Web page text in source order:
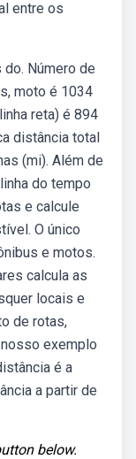
entre os
Número de
moto é 1034
reta) é 894
distância total
(mi). Além de
do tempo
e calcule
O único
e motos.
calcula as
locais e
de rotas,
exemplo
é a
a partir de
below.